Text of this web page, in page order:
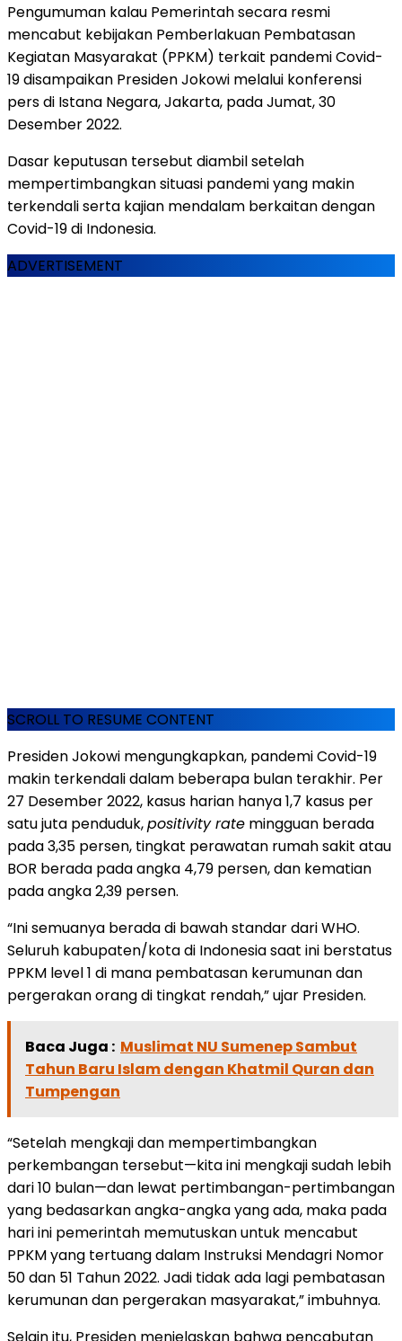
Pengumuman kalau Pemerintah secara resmi
mencabut kebijakan Pemberlakuan Pembatasan
Kegiatan Masyarakat (PPKM) terkait pandemi Covid-
19 disampaikan Presiden Jokowi melalui konferensi
pers di Istana Negara, Jakarta, pada Jumat, 30
Desember 2022.
Dasar keputusan tersebut diambil setelah
mempertimbangkan situasi pandemi yang makin
terkendali serta kajian mendalam berkaitan dengan
Covid-19 di Indonesia.
ADVERTISEMENT
SCROLL TO RESUME CONTENT
Presiden Jokowi mengungkapkan, pandemi Covid-19
makin terkendali dalam beberapa bulan terakhir. Per
27 Desember 2022, kasus harian hanya 1,7 kasus per
satu juta penduduk,positivity rate mingguan berada
pada 3,35 persen, tingkat perawatan rumah sakit atau
BOR berada pada angka 4,79 persen, dan kematian
pada angka 2,39 persen.
“Ini semuanya berada di bawah standar dari WHO.
Seluruh kabupaten/kota di Indonesia saat ini berstatus
PPKM level 1 di mana pembatasan kerumunan dan
pergerakan orang di tingkat rendah,” ujar Presiden.
Baca Juga : Muslimat NU Sumenep Sambut
Tahun Baru Islam dengan Khatmil Quran dan
Tumpengan
“Setelah mengkaji dan mempertimbangkan
perkembangan tersebut—kita ini mengkaji sudah lebih
dari 10 bulan—dan lewat pertimbangan-pertimbangan
yang bedasarkan angka-angka yang ada, maka pada
hari ini pemerintah memutuskan untuk mencabut
PPKM yang tertuang dalam Instruksi Mendagri Nomor
50 dan 51 Tahun 2022. Jadi tidak ada lagi pembatasan
kerumunan dan pergerakan masyarakat,” imbuhnya.
Selain itu, Presiden menjelaskan bahwa pencabutan